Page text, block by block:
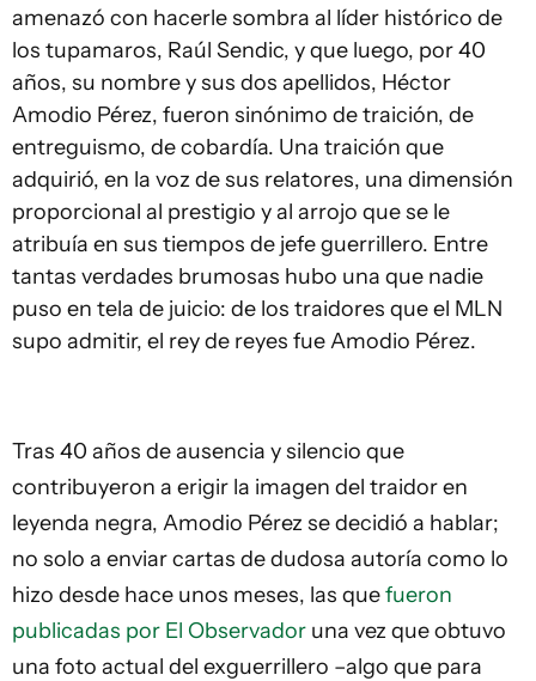
amenazó con hacerle sombra al líder histórico de
los tupamaros, Raúl Sendic, y que luego, por 40
años, su nombre y sus dos apellidos, Héctor
Amodio Pérez, fueron sinónimo de traición, de
entreguismo, de cobardía. Una traición que
adquirió, en la voz de sus relatores, una dimensión
proporcional al prestigio y al arrojo que se le
atribuía en sus tiempos de jefe guerrillero. Entre
tantas verdades brumosas hubo una que nadie
puso en tela de juicio: de los traidores que el MLN
supo admitir, el rey de reyes fue Amodio Pérez.
Tras 40 años de ausencia y silencio que
contribuyeron a erigir la imagen del traidor en
leyenda negra, Amodio Pérez se decidió a hablar;
no solo a enviar cartas de dudosa autoría como lo
hizo desde hace unos meses, las quefueron
publicadas por El Observador una vez que obtuvo
una foto actual del exguerrillero –algo que para